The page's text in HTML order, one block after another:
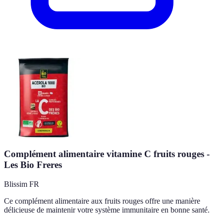
Complément alimentaire vitamine C fruits rouges -
Les Bio Freres
Blissim FR
Ce complément alimentaire aux fruits rouges offre une manière
délicieuse de maintenir votre système immunitaire en bonne santé.